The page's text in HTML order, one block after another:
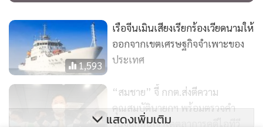
1,593
เรือจีนเมินเสียงเรียกร้องเวียดนามให้
ออกจากเขตเศรษฐกิจจำเพาะของ
ประเทศ
“สมชาย” จี้ กกต.ส่งตีความ
คุณสมบัตินายกฯ พร้อมตรวจคำ
วินิจฉัยอนุญาโตตุลาการคดีไอทีวี
แสดงเพิ่มเติม